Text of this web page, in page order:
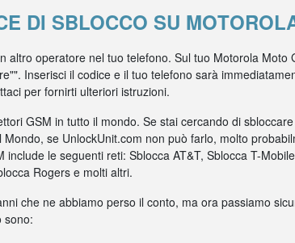
DI SBLOCCO SU
altro operatore nel tuo telefono. Sul tuo Motorola Moto
Inserisci il codice e il tuo telefono sarà
per fornirti ulteriori istruzioni.
GSM in tutto il mondo. Se stai cercando di
se UnlockUnit.com non può farlo, molto
le seguenti reti: Sblocca AT&T, Sblocca T-
Rogers e molti altri.
che ne abbiamo perso il conto, ma ora passiamo
sono: